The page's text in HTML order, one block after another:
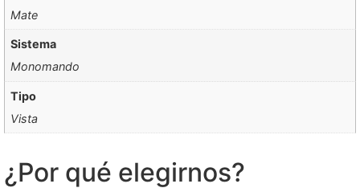
Mate
Sistema
Monomando
Tipo
Vista
¿Por qué elegirnos?